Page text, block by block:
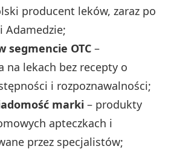
producent leków, zaraz po
Adamedzie;
segmencie OTC –
na lekach bez recepty o
i rozpoznawalności;
marki – produkty
apteczkach i
przez specjalistów;